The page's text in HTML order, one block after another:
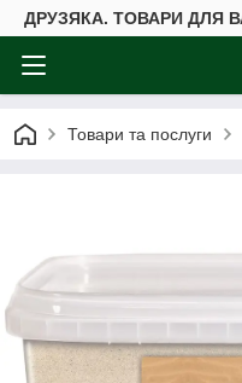
ДРУЗЯКА. ТОВАРИ ДЛЯ
Товари та послуги